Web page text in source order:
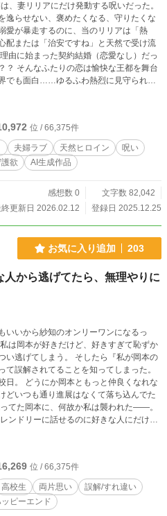
、妻リリアにだけ発動する呪いだった。
逸らせない、褒めたくなる、守りたくな
が暴走するのに、当のリリアは「熱
配または「治安ですね」と天然で受け流
？ そんなふたりの恋は愉快な王都を舞台
でも面白……ゆるふわ熱烈に見守られる
位 / 66,375件
夫婦ラブ 天然ヒロイン
呪い
欲 AI生成作品
感想数 0
文字数 82,042
更新日 2026.02.12
登録日 2025.12.25
お気に入り追加 203
人から逃げてたら、無理やりに
いいから紗知のオンリーワンになるっ
い逃げてしまう。 そしたら『私が岡本の
て誤解されてることを知ってしまった。
日。 どうにか岡本ともっと仲良くなれな
どいつも通り進展はなくて落ち込んでた
生が、好きな相手から自分だけが嫌われ
さん（@komomom
ただきました。 ※ムーンライトノベルズ
す
位 / 66,375件
高校生 両片思い
誤解/すれ違い
ピーエンド